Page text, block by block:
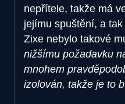
nepřítele, takže má
jejímu spuštění, a
Zixe nebylo takové
nižšímu požadavku
mnohem
izolován, takže je to